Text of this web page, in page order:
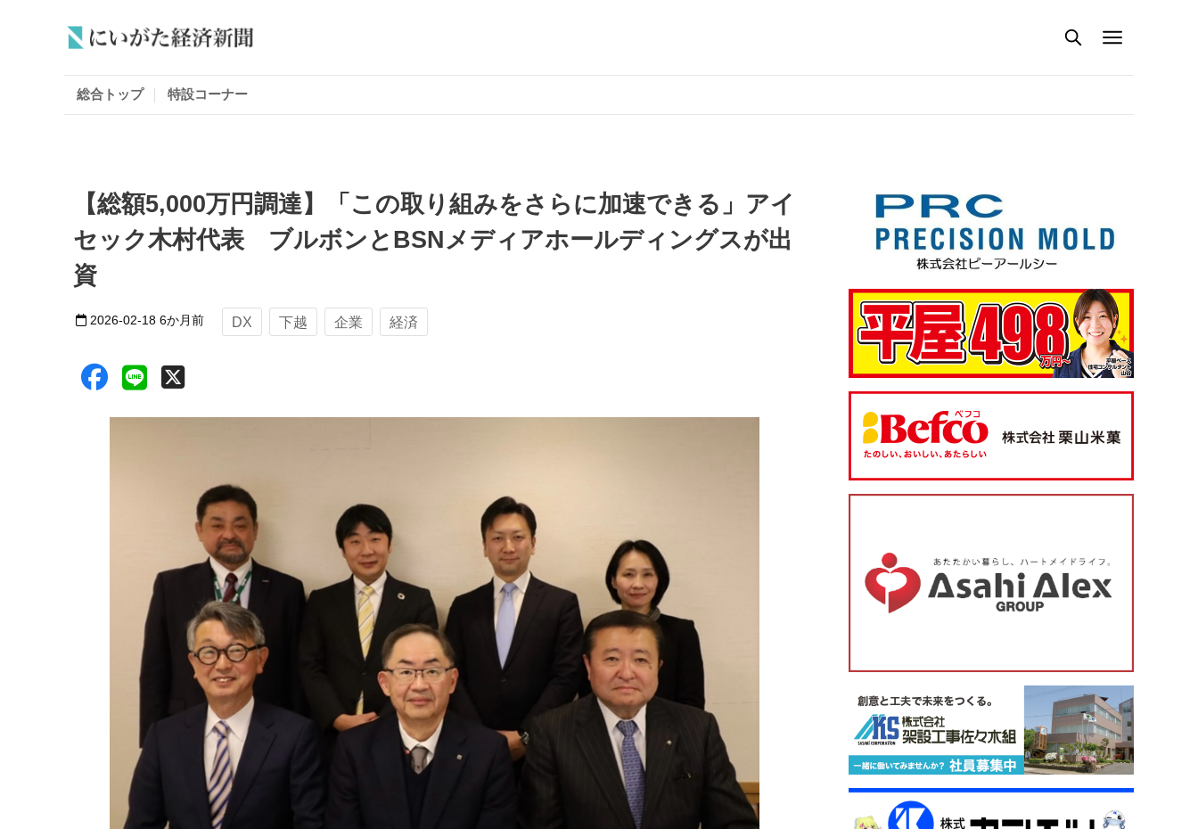
総合トップ 特設コーナー
【総額5,000万円調達】「この取り組みをさらに加速できる」アイ
セック木村代表 ブルボンとBSNメディアホールディングスが出
資
2026-02-18 6か月前 DX 下越 企業 経済